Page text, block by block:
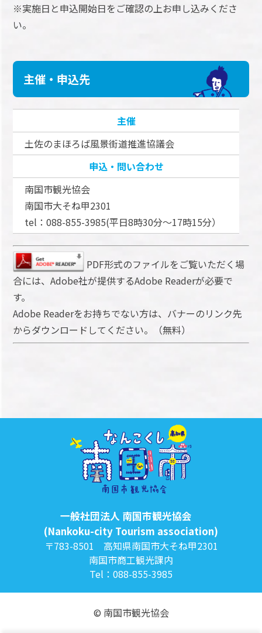
※実施日と申込開始日をご確認の上お申し込みくださ
い。
主催・申込先
主催
土佐のまほろば風景街道推進協議会
申込・問い合わせ
南国市観光協会
南国市大そね甲2301
tel：088-855-3985(平日8時30分～17時15分）
PDF形式のファイルをご覧いただく場
合には、Adobe社が提供するAdobe Readerが必要で
す。
Adobe Readerをお持ちでない方は、バナーのリンク先
からダウンロードしてください。（無料）
一般社団法人 南国市観光協会
(Nankoku-city Tourism association)
〒783-8501 高知県南国市大そね甲2301
南国市商工観光課内
Tel：088-855-3985
© 南国市観光協会